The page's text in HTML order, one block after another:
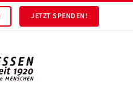
JETZT SPENDEN!